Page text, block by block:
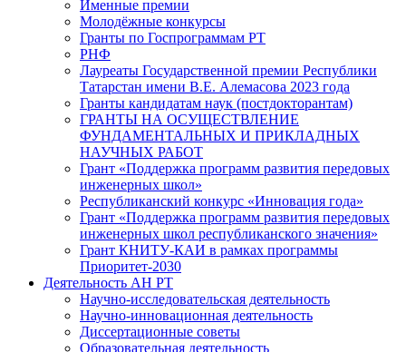
Именные премии
Молодёжные конкурсы
Гранты по Госпрограммам РТ
РНФ
Лауреаты Государственной премии Республики
Татарстан имени В.Е. Алемасова 2023 года
Гранты кандидатам наук (постдокторантам)
ГРАНТЫ НА ОСУЩЕСТВЛЕНИЕ
ФУНДАМЕНТАЛЬНЫХ И ПРИКЛАДНЫХ
НАУЧНЫХ РАБОТ
Грант «Поддержка программ развития передовых
инженерных школ»
Республиканский конкурс «Инновация года»
Грант «Поддержка программ развития передовых
инженерных школ республиканского значения»
Грант КНИТУ-КАИ в рамках программы
Приоритет-2030
Деятельность АН РТ
Научно-исследовательская деятельность
Научно-инновационная деятельность
Диссертационные советы
Образовательная деятельность